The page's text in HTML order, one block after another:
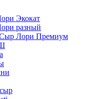
Экокат
разный
Лори Премиум